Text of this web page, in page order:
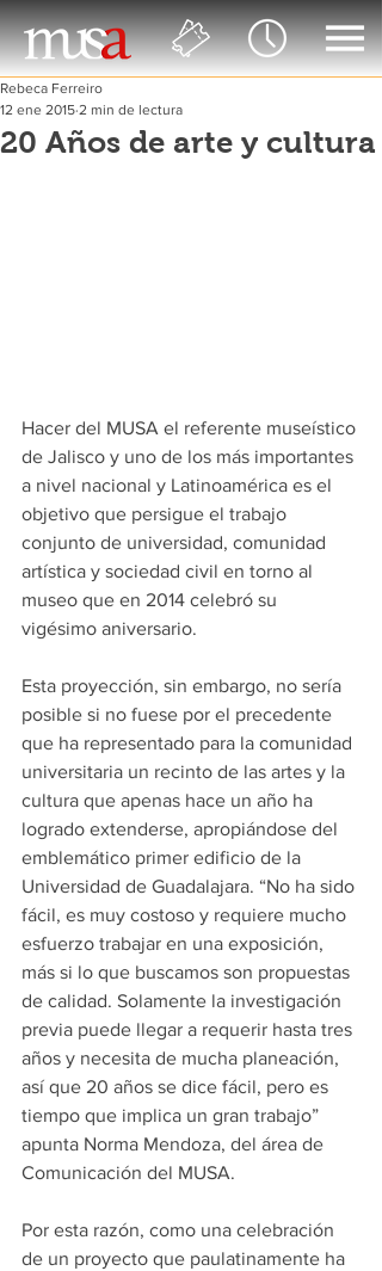
20 Años de arte y cultura
Rebeca Ferreiro
12 ene 2015 2 min de lectura
Hacer del MUSA el referente museístico
de Jalisco y uno de los más importantes
a nivel nacional y Latinoamérica es el
objetivo que persigue el trabajo
conjunto de universidad, comunidad
artística y sociedad civil en torno al
museo que en 2014 celebró su
vigésimo aniversario.
Esta proyección, sin embargo, no sería
posible si no fuese por el precedente
que ha representado para la comunidad
universitaria un recinto de las artes y la
cultura que apenas hace un año ha
logrado extenderse, apropiándose del
emblemático primer edificio de la
Universidad de Guadalajara. “No ha sido
fácil, es muy costoso y requiere mucho
esfuerzo trabajar en una exposición,
más si lo que buscamos son propuestas
de calidad. Solamente la investigación
previa puede llegar a requerir hasta tres
años y necesita de mucha planeación,
así que 20 años se dice fácil, pero es
tiempo que implica un gran trabajo”
apunta Norma Mendoza, del área de
Comunicación del MUSA.
Por esta razón, como una celebración
de un proyecto que paulatinamente ha